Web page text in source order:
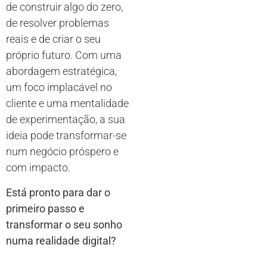
de construir algo do zero,
de resolver problemas
reais e de criar o seu
próprio futuro. Com uma
abordagem estratégica,
um foco implacável no
cliente e uma mentalidade
de experimentação, a sua
ideia pode transformar-se
num negócio próspero e
com impacto.
Está pronto para dar o
primeiro passo e
transformar o seu sonho
numa realidade digital?